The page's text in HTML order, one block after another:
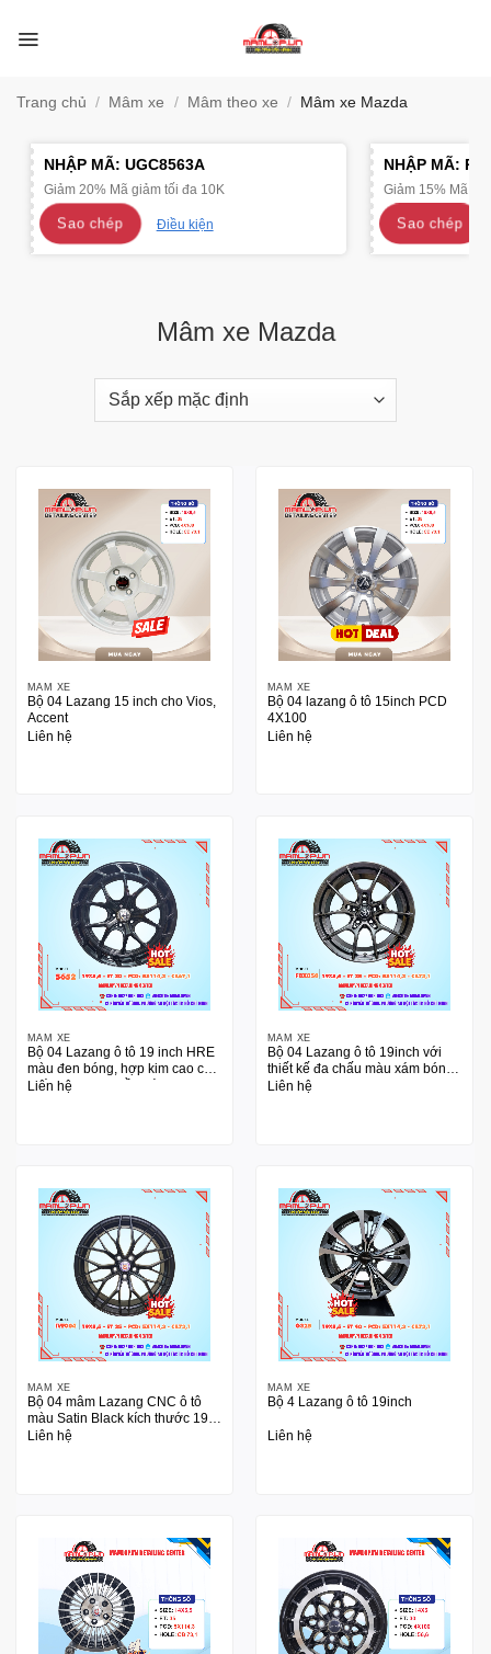
qua
Trang chủ / Mâm xe / Mâm theo xe / Mâm xe Mazda
NHẬP MÃ: UGC8563A
Giảm 20% Mã giảm tối đa 10K
Sao chép Điều kiện
NHẬP MÃ:
Giảm 15% Mã
Sao chép
Mâm xe Mazda
MÂM XE
Bộ 04 Lazang 15 inch cho Vios,
Accent
Liên hệ
MÂM XE
Bộ 04 lazang ô tô 15inch PCD
4X100
Liên hệ
MÂM XE
Bộ 04 Lazang ô tô 19 inch HRE
màu đen bóng, hợp kim cao cấp
phù hợp cho nhiều dòng xe
Liên hệ
MÂM XE
Bộ 04 Lazang ô tô 19inch với
thiết kế đa chấu màu xám bóng
sang trọng
Liên hệ
MÂM XE
Bộ 04 mâm Lazang CNC ô tô
màu Satin Black kích thước 19
inch
Liên hệ
MÂM XE
Bộ 4 Lazang ô tô 19inch
Liên hệ